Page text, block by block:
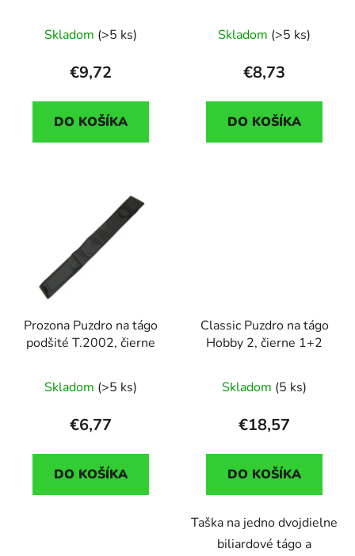
Skladom (>5 ks)
€9,72
DO KOŠÍKA
Skladom (>5 ks)
€8,73
DO KOŠÍKA
Prozona Puzdro na tágo
podšité T.2002, čierne
Skladom (>5 ks)
€6,77
DO KOŠÍKA
Classic Puzdro na tágo
Hobby 2, čierne 1+2
Skladom (5 ks)
€18,57
DO KOŠÍKA
Taška na jedno dvojdielne
biliardové tágo a